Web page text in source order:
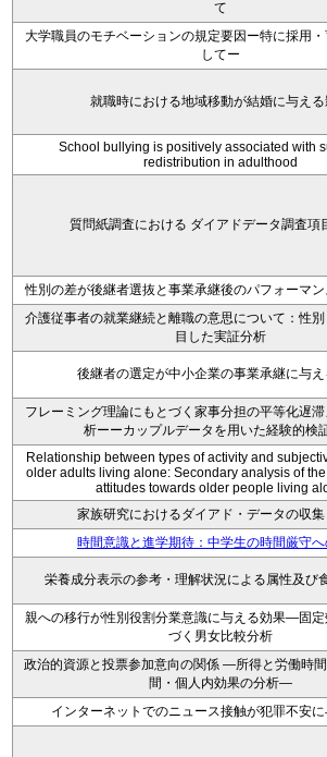
て
大学職員のモチベーションの規定要因ー特に採用・
してー
就職時における地域移動が結婚に与え
School bullying is positively associated with
redistribution in adulthood
質問紙調査における ダイアドデータ調査項
性別の差が後継者選抜と事業承継後のパフォーマ
介護従事者の就業継続と離職の意思について：性
目した実証分析
後継者の選定が中小企業の事業承継に与
フレーミング理論にもとづく家事分担の平等化遅
析ーーカップルデータを用いた経験的検
Relationship between types of activity and
older adults living alone: Secondary analysis of
attitudes towards older people living
家族研究におけるダイアド・データの収集
時間意識と進学期待：中学生の時間厳守へ
栄養成分表示の参考・理解状況による属性及び
親への移行が性別役割分業意識に与える効果—固
づく男女比較分析
政治的資源と投票参加意向の関係 ―所得と労働時
間・個人内効果の分析―
インターネットでのニュース接触が犯罪不安